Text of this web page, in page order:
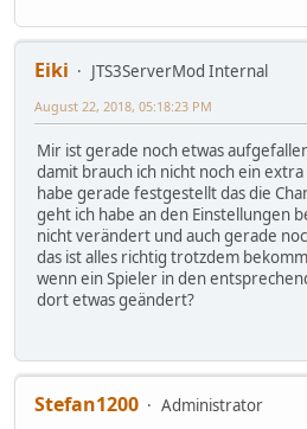
Eiki
JTS3ServerMod Internal
August 22, 2018, 05:18:23 PM
Mir ist gerade noch etwas
damit brauch ich nicht noch ein
habe gerade festgestellt das die
geht ich habe an den Einstellungen
nicht verändert und auch gerade
das ist alles richtig trotzdem
wenn ein Spieler in den
dort etwas geändert?
Stefan1200
Administrator